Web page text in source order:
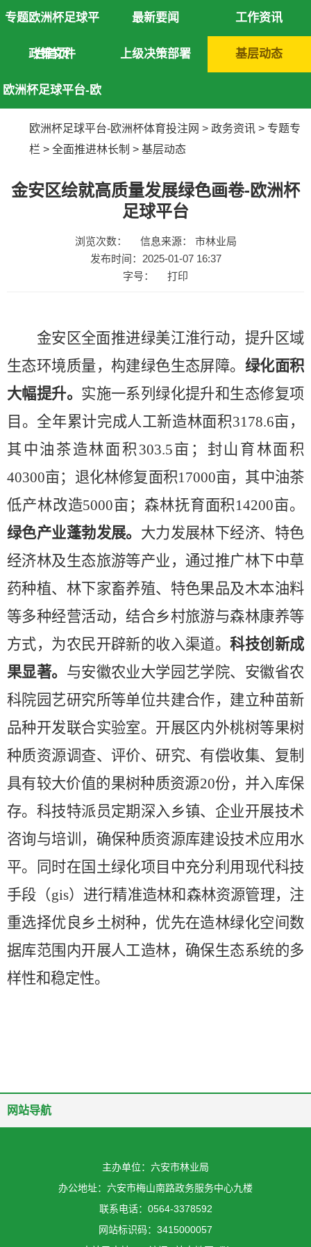
专题欧洲杯足球平
台首页
最新要闻 工作资讯
政策文件 上级决策部署 基层动态
欧洲杯足球平台-欧
洲杯体育投注网
欧洲杯足球平台-欧洲杯体育投注网 > 政务资讯 > 专题专
栏 > 全面推进林长制 > 基层动态
金安区绘就高质量发展绿色画卷-欧洲杯
足球平台
浏览次数：
信息来源： 市林业局
发布时间：2025-01-07 16:37
字号：
打印
金安区全面推进绿美江淮行动，提升区域
生态环境质量，构建绿色生态屏障。 绿化面积
大幅提升。 实施一系列绿化提升和生态修复项
目。全年累计完成人工新造林面积3178.6亩，
其中油茶造林面积303.5亩 ；
封山育林面积
40300亩； 退化林修复面积17000亩， 其中油茶
低产林改造5000亩 ；森林抚育面积14200亩。
绿色产业蓬勃发展。 大力发展林下经济、特色
经济林及生态旅游等产业，通过推广林下中草
药种植、林下家畜养殖、特色果品及木本油料
等多种经营活动，结合乡村旅游与森林康养等
方式，为农民开辟新的收入渠道。科技创新成
果显著。 与安徽农业大学园艺学院、安徽省农
科院园艺研究所等单位共建合作，建立种苗新
品种开发联合实验室。开展区内外桃树等果树
种质资源调查、评价、研究、有偿收集、复制
具有较大价值的果树种质资源20份，并入库保
存。 科技特派员定期深入乡镇、企业开展技术
咨询与培训，确保种质资源库建设技术应用水
平。同时在国土绿化项目中充分利用现代科技
手段（gis）进行精准造林和森林资源管理， 注
重选择优良乡土树种，优先在造林绿化空间数
据库范围内开展人工造林，确保生态系统的多
样性和稳定性。
网站导航
主办单位：六安市林业局
办公地址：六安市梅山南路政务服务中心九楼
联系电话：0564-3378592
网站标识码：3415000057